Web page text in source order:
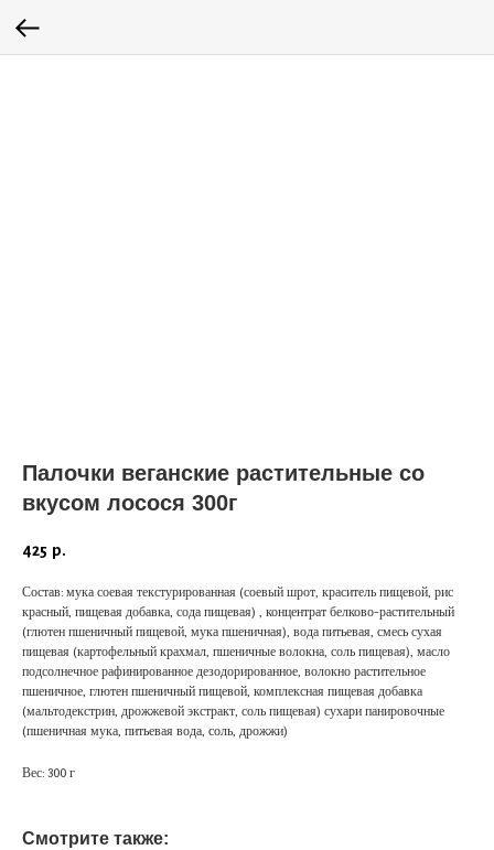
Палочки веганские растительные со
вкусом лосося 300г
425 р.
Состав: мука соевая текстурированная (соевый шрот, краситель пищевой, рис
красный, пищевая добавка, сода пищевая) , концентрат белково-растительный
(глютен пшеничный пищевой, мука пшеничная), вода питьевая, смесь сухая
пищевая (картофельный крахмал, пшеничные волокна, соль пищевая), масло
подсолнечное рафинированное дезодорированное, волокно растительное
пшеничное, глютен пшеничный пищевой, комплексная пищевая добавка
(мальтодекстрин, дрожжевой экстракт, соль пищевая) сухари панировочные
(пшеничная мука, питьевая вода, соль, дрожжи)
Вес: 300 г
Смотрите также: